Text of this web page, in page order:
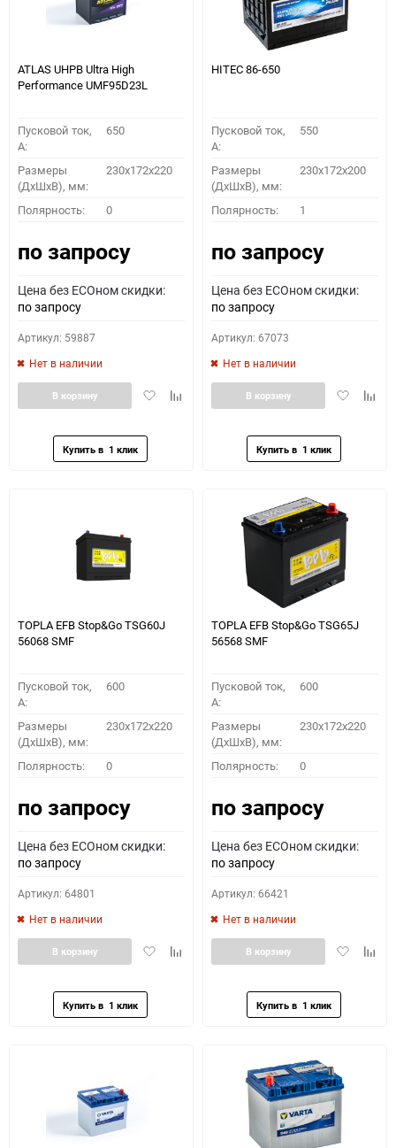
ATLAS UHPB Ultra High
Performance UMF95D23L
Пусковой ток,
A:
650
Размеры
(ДхШхВ), мм:
230x172x220
Полярность: 0
по запросу
Цена без ECOном скидки:
по запросу
Артикул: 59887
Нет в наличии
ДобавитьДобавить
В корзину
HITEC 86-650
Пусковой ток,
A:
550
Размеры
(ДхШхВ), мм:
230x172x200
Полярность: 1
по запросу
Цена без ECOном скидки:
по запросу
Артикул: 67073
Нет в наличии
Добавить
В корзину
TOPLA EFB Stop&Go TSG60J
56068 SMF
Пусковой ток,
A:
600
Размеры
(ДхШхВ), мм:
230x172x220
Полярность: 0
по запросу
Цена без ECOном скидки:
по запросу
Артикул: 64801
Нет в наличии
ДобавитьДобавить
В корзину
TOPLA EFB Stop&Go TSG65J
56568 SMF
Пусковой ток,
A:
600
Размеры
(ДхШхВ), мм:
230x172x220
Полярность: 0
по запросу
Цена без ECOном скидки:
по запросу
Артикул: 66421
Нет в наличии
Добавить
В корзину